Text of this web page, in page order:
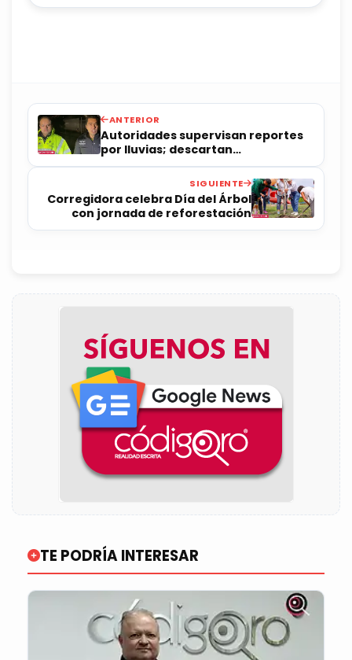
ANTERIOR
Autoridades supervisan reportes
por lluvias; descartan
afectaciones mayores
SIGUIENTE
Corregidora celebra Día del Árbol
con jornada de reforestación
TE PODRÍA INTERESAR